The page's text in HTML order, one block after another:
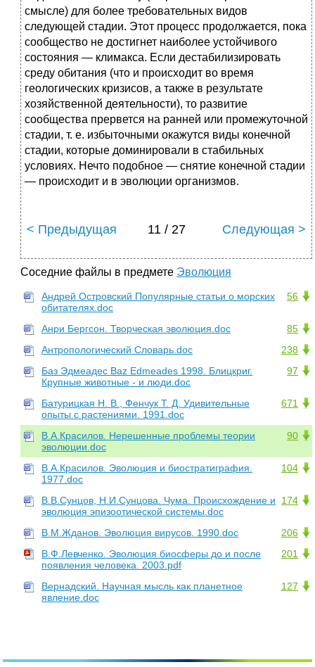
смысле) для более требовательных видов
следующей стадии. Этот процесс продолжается, пока
сообщество не достигнет наиболее устойчивого
состояния — климакса. Если дестабилизировать
среду обитания (что и происходит во время
геологических кризисов, а также в результате
хозяйственной деятельности), то развитие
сообщества прервется на ранней или промежуточной
стадии, т. е. избыточными окажутся виды конечной
стадии, которые доминировали в стабильных
условиях. Нечто подобное — снятие конечной стадии
— происходит и в эволюции организмов.
< Предыдущая 11 / 27 Следующая >
Соседние файлы в предмете Эволюция
56
Андрей Островский Популярные статьи о морских
обитателях.doc
85
Анри Бергсон. Творческая эволюция.doc
238
Антропологический Словарь.doc
97
Баз Эдмеадес Baz Edmeades 1998. Блицкриг.
Крупные животные - и люди.doc
671
Батурицкая Н. В., Фенчук Т. Д. Удивительные
опыты с растениями. 1991.doc
90
В.А.Красилов. Нерешенные проблемы теории
эволюции.doc
104
В.А.Красилов. Эволюция и биостратиграфия.
1977.doc
174
В.В.Сунцов, Н.И.Сунцова. Чума. Происхождение и
эволюция эпизоотической системы.doc
206
В.М.Жданов. Эволюция вирусов. 1990.doc
201
В.Ф.Левченко. Эволюция биосферы до и после
появления человека. 2003.pdf
127
Вернадский. Научная мысль как планетное
явление.doc